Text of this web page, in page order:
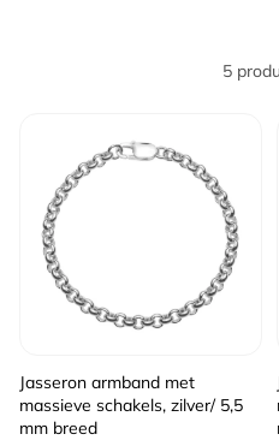
5
Jasseron armband met
massieve schakels, zilver/ 5,5
mm breed